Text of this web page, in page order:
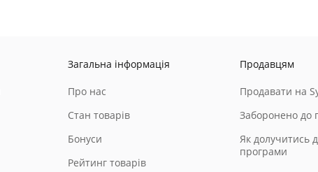
Загальна інформація
Про нас
Стан товарів
Бонуси
Рейтинг товарів
Продавцям
Продавати на
Заборонено до
Як долучитись
програми